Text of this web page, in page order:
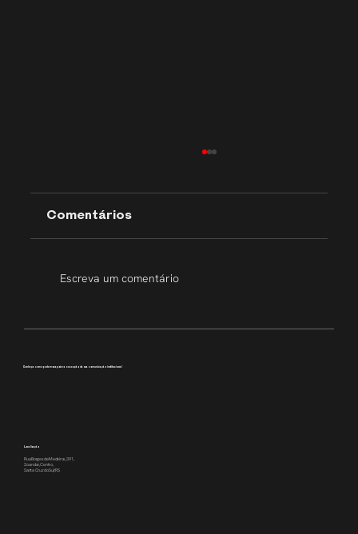
Comentários
Escreva um comentário
Conheça como podemos apoiar a execução da sua comunicação institucional
Localização
Rua Borges de Medeiros, 391,
2o andar, Centro,
Santa Cruz do Sul/RS